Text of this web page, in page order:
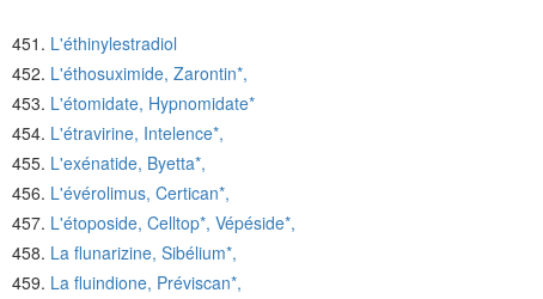
L'éthinylestradiol
L'éthosuximide, Zarontin*,
L'étomidate, Hypnomidate*
L'étravirine, Intelence*,
L'exénatide, Byetta*,
L'évérolimus, Certican*,
L'étoposide, Celltop*, Vépéside*,
La flunarizine, Sibélium*,
La fluindione, Préviscan*,